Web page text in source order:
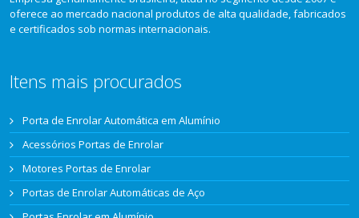
oferece ao mercado nacional produtos de alta qualidade, fabricados
e certificados sob normas internacionais.
Itens mais procurados
Porta de Enrolar Automática em Alumínio
Acessórios Portas de Enrolar
Motores Portas de Enrolar
Portas de Enrolar Automáticas de Aço